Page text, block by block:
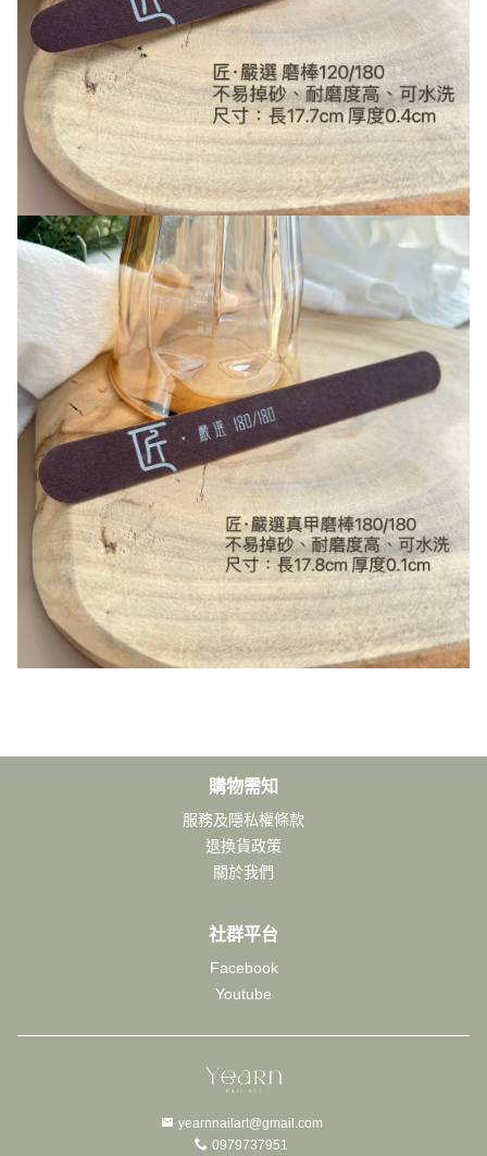
購物需知
服務及隱私權條款
退換貨政策
關於我們
社群平台
Facebook
Youtube
yearnnailart@gmail.com
0979737951